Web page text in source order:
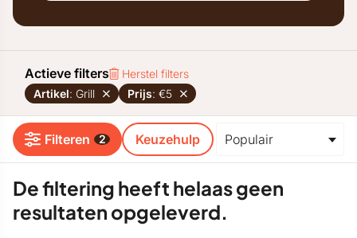
Actieve filters
Herstel filters
Artikel: Grill Prijs: €5
Filteren 2 Keuzehulp
De filtering heeft helaas geen
resultaten opgeleverd.